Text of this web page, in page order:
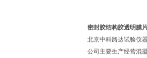
密封胶结构胶透明膜
北京中科路达试验仪
公司主要生产经营混